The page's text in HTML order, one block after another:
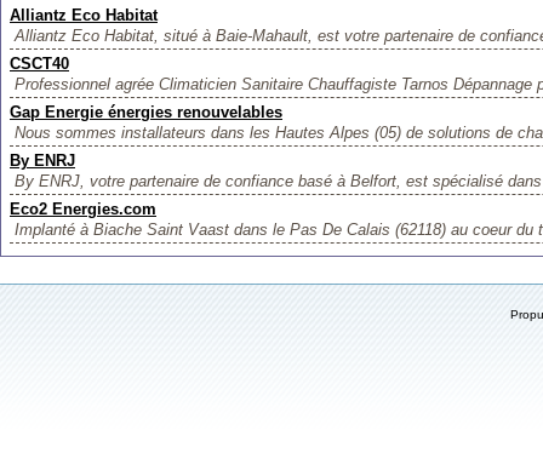
Alliantz Eco Habitat
Alliantz Eco Habitat, situé à Baie-Mahault, est votre partenaire de
CSCT40
Professionnel agrée Climaticien Sanitaire Chauffagiste Tarnos Dépannage
Gap Energie énergies renouvelables
Nous sommes installateurs dans les Hautes Alpes (05) de solutions de
By ENRJ
By ENRJ, votre partenaire de confiance basé à Belfort, est spécialisé
Eco2 Energies.com
Implanté à Biache Saint Vaast dans le Pas De Calais (62118) au coeur du